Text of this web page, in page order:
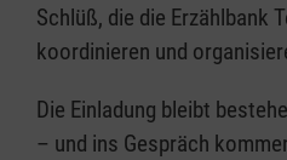
Schlüß, die die Erzählbank
koordinieren und
Die Einladung bleibt
– und ins Gespräch